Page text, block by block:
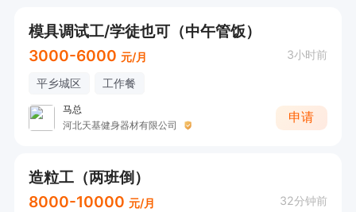
模具调试工/学徒也可（中午管饭）
3000-6000 元/月 3小时前
平乡城区 工作餐
马总
河北天基健身器材有限公司
申请
造粒工（两班倒）
8000-10000 元/月 32分钟前